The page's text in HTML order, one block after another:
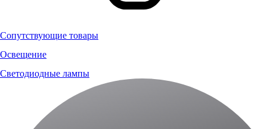
Сопутствующие товары
Освещение
Светодиодные лампы